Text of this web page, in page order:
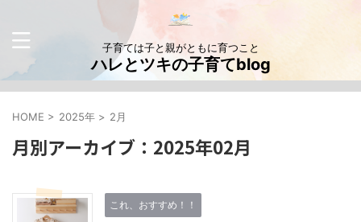
子育ては子と親がともに育つこと
ハレとツキの子育てblog
HOME > 2025年 > 2月
月別アーカイブ：2025年02月
これ、おすすめ！！